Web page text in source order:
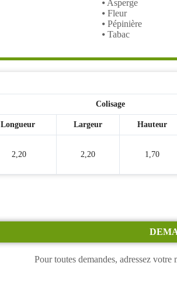
⦁ Asperge
⦁ Fleur
⦁ Pépinière
⦁ Tabac
Colisage
Longueur
Largeur Hauteur
2,20 2,20 1,70
Pour toutes demandes, adressez